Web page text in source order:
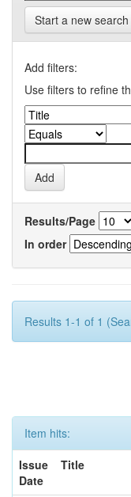
Start a new search
Add filters:
Use filters to refine
Results/Page
In order
Results 1-1 of 1
Item hits:
Issue
Date
Title